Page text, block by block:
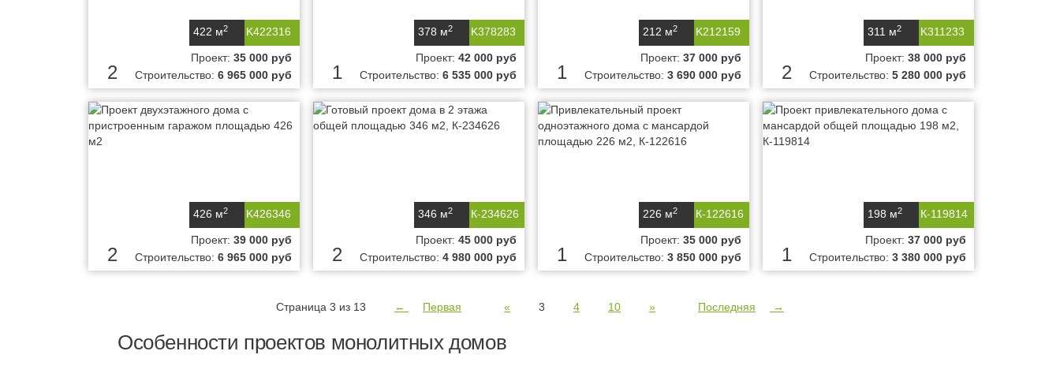
K422316
422 м2
2
Проект: 35 000 руб
Строительство: 6 965 000 руб
K378283
378 м2
1
Проект: 42 000 руб
Строительство: 6 535 000 руб
K212159
212 м2
1
Проект: 37 000 руб
Строительство: 3 690 000 руб
K311233
311 м2
2
Проект: 38 000 руб
Строительство: 5 280 000 руб
K426346
426 м2
2
Проект: 39 000 руб
Строительство: 6 965 000 руб
К-234626
346 м2
2
Проект: 45 000 руб
Строительство: 4 980 000 руб
К-122616
226 м2
1
Проект: 35 000 руб
Строительство: 3 850 000 руб
К-119814
198 м2
1
Проект: 37 000 руб
Строительство: 3 380 000 руб
Страница 3 из 13 ← Первая « 3 4 10 » Последняя →
Особенности проектов монолитных домов